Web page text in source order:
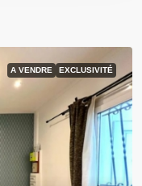
A VENDRE EXCLUSIVITÉ